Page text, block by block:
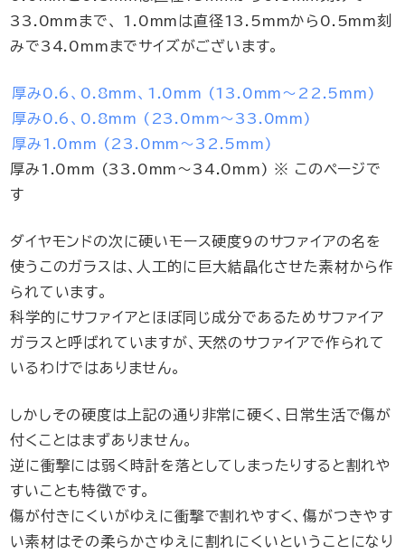
33.0mmまで、 1.0mmは直径13.5mmから0.5mm刻
みで34.0mmまでサイズがございます。
厚み0.6、0.8mm、1.0mm (13.0mm～22.5mm)
厚み0.6、0.8mm (23.0mm～33.0mm)
厚み1.0mm (23.0mm～32.5mm)
厚み1.0mm (33.0mm～34.0mm) ※ このページで
す
ダイヤモンドの次に硬いモース硬度9のサファイアの名を
使うこのガラスは、人工的に巨大結晶化させた素材から作
られています。
科学的にサファイアとほぼ同じ成分であるためサファイア
ガラスと呼ばれていますが、天然のサファイアで作られて
いるわけではありません。
しかしその硬度は上記の通り非常に硬く、日常生活で傷が
付くことはまずありません。
逆に衝撃には弱く時計を落としてしまったりすると割れや
すいことも特徴です。
傷が付きにくいがゆえに衝撃で割れやすく、傷がつきやす
い素材はその柔らかさゆえに割れにくいということになり